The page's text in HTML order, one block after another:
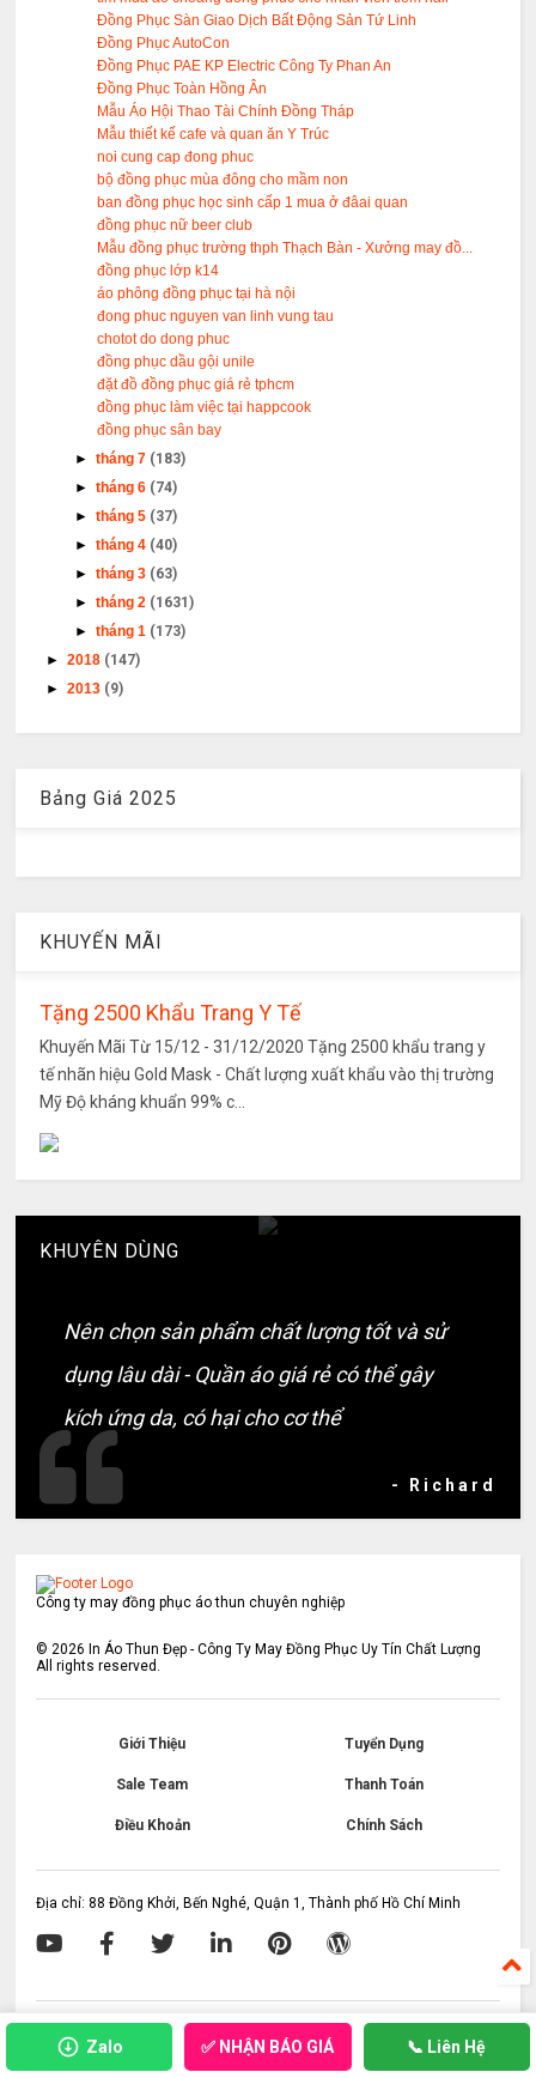
Zalo ✅ NHẬN BÁO GIÁ 📞 Liên Hệ
Đồng Phục Sàn Giao Dịch Bất Động Sản Tứ Linh
Đồng Phục AutoCon
Đồng Phục PAE KP Electric Công Ty Phan An
Đồng Phục Toàn Hồng Ân
Mẫu Áo Hội Thao Tài Chính Đồng Tháp
Mẫu thiết kế cafe và quan ăn Y Trúc
noi cung cap đong phuc
bộ đồng phục mùa đông cho mầm non
ban đồng phục học sinh cấp 1 mua ở đâai quan
đồng phục nữ beer club
Mẫu đồng phục trường thph Thạch Bàn - Xưởng may đồ...
đồng phục lớp k14
áo phông đồng phục tại hà nội
đong phuc nguyen van linh vung tau
chotot do dong phuc
đồng phục dầu gội unile
đặt đồ đồng phục giá rẻ tphcm
đồng phục làm việc tại happcook
đồng phục sân bay
►tháng 7 (183)
►tháng 6 (74)
►tháng 5 (37)
►tháng 4 (40)
►tháng 3 (63)
►tháng 2 (1631)
►tháng 1 (173)
►2018 (147)
►2013 (9)
Bảng Giá 2025
KHUYẾN MÃI
Tặng 2500 Khẩu Trang Y Tế
Khuyến Mãi Từ 15/12 - 31/12/2020 Tặng 2500 khẩu trang y
tế nhãn hiệu Gold Mask - Chất lượng xuất khẩu vào thị trường
Mỹ Độ kháng khuẩn 99% c...
KHUYÊN DÙNG
Nên chọn sản phẩm chất lượng tốt và sử
dụng lâu dài - Quần áo giá rẻ có thể gây
kích ứng da, có hại cho cơ thể
- Richard
Công ty may đồng phục áo thun chuyên nghiệp
© 2026 In Áo Thun Đẹp - Công Ty May Đồng Phục Uy Tín Chất Lượng
All rights reserved.
Giới Thiệu Tuyển Dụng
Sale Team Thanh Toán
Điều Khoản Chính Sách
Địa chỉ: 88 Đồng Khởi, Bến Nghé, Quận 1, Thành phố Hồ Chí Minh